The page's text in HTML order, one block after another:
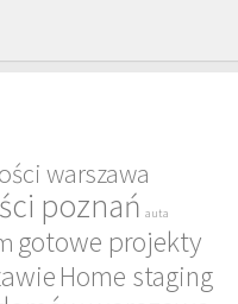
warszawa
poznań auta
gotowe projekty
Home staging